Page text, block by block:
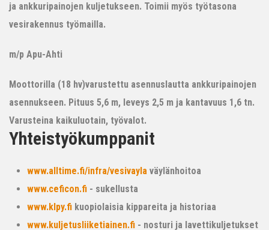
ja ankkuripainojen kuljetukseen. Toimii myös työtasona
vesirakennus työmailla.
m/p Apu-Ahti
Moottorilla (18 hv)varustettu asennuslautta ankkuripainojen
asennukseen. Pituus 5,6 m, leveys 2,5 m ja kantavuus 1,6 tn.
Varusteina kaikuluotain, työvalot.
Yhteistyökumppanit
www.alltime.fi/infra/vesivayla väylänhoitoa
www.ceficon.fi - sukellusta
www.klpy.fi kuopiolaisia kippareita ja historiaa
www.kuljetusliiketiainen.fi - nosturi ja lavettikuljetukset